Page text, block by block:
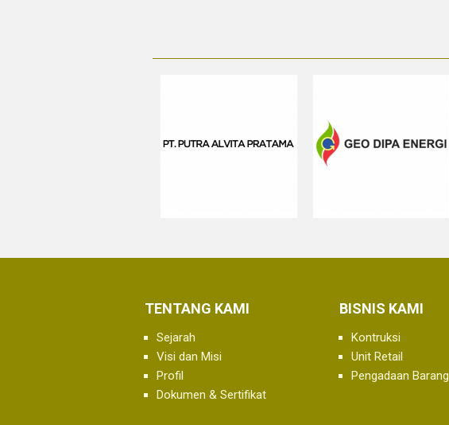
TENTANG KAMI
Sejarah
Visi dan Misi
Profil
Dokumen & Sertifikat
BISNIS KAMI
Kontruksi
Unit Retail
Pengadaan Barang